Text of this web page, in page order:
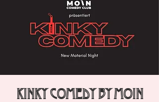
Kinky Comedy by Moin